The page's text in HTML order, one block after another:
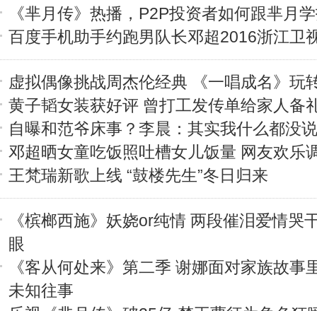
《芈月传》热播，P2P投资者如何跟芈月
百度手机助手约跑男队长邓超2016浙江卫
虚拟偶像挑战周杰伦经典 《一唱成名》玩
黄子韬女装获好评 曾打工发传单给家人备
自曝和范爷床事？李晨：其实我什么都没说
邓超晒女童吃饭照吐槽女儿饭量 网友欢乐
王梵瑞新歌上线 “鼓楼先生”冬日归来
《槟榔西施》妖娆or纯情 两段催泪爱情哭
眼
《客从何处来》第二季 谢娜面对家族故事
未知往事